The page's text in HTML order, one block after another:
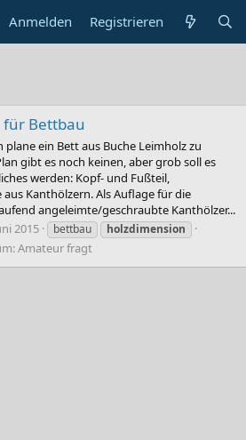
Anmelden Registrieren
Bettbau
plane ein Bett aus Buche Leimholz zu
gibt es noch keinen, aber grob soll es
werden: Kopf- und Fußteil,
Kanthölzern. Als Auflage für die
angeleimte/geschraubte Kanthölzer...
2015 bettbau holzdimension
Amateur fragt